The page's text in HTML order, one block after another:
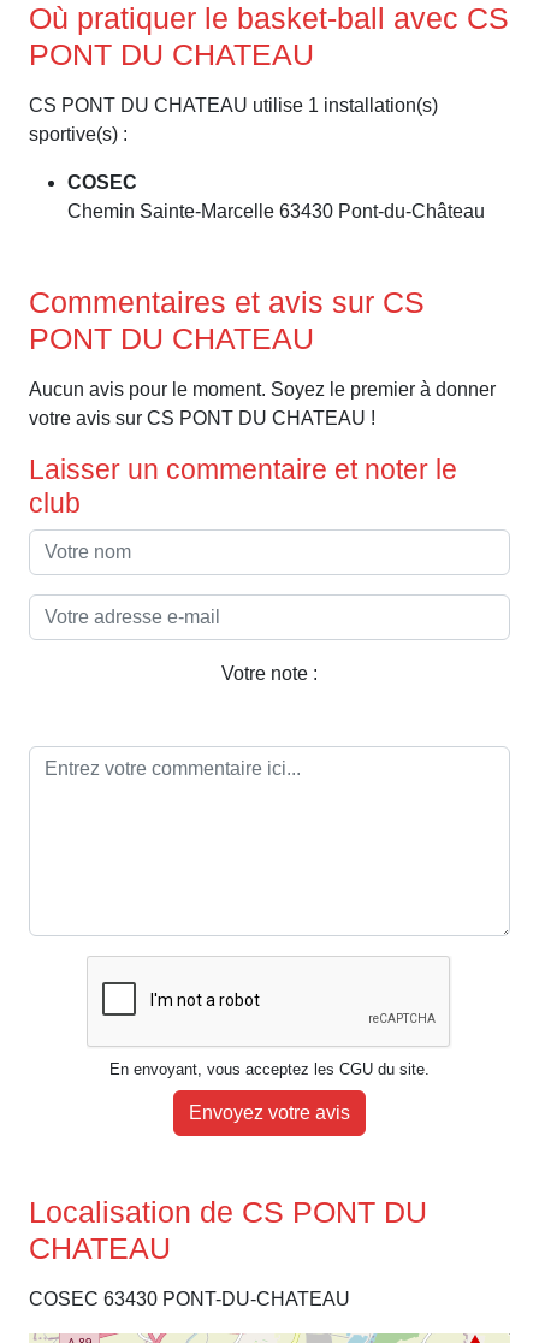
Où pratiquer le basket-ball avec CS
PONT DU CHATEAU
CS PONT DU CHATEAU utilise 1 installation(s)
sportive(s) :
COSEC
Chemin Sainte-Marcelle 63430 Pont-du-Château
Commentaires et avis sur CS
PONT DU CHATEAU
Aucun avis pour le moment. Soyez le premier à donner
votre avis sur CS PONT DU CHATEAU !
Laisser un commentaire et noter le
club
Votre note :
En envoyant, vous acceptez les CGU du site.
Envoyez votre avis
Localisation de CS PONT DU
CHATEAU
COSEC 63430 PONT-DU-CHATEAU